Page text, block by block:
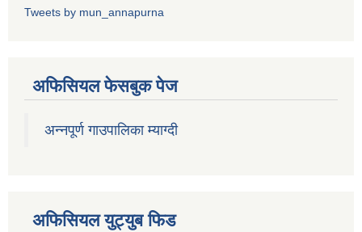
Tweets by mun_annapurna
अफिसियल फेसबुक पेज
अन्नपूर्ण गाउपालिका म्याग्दी
अफिसियल युट्युब फिड